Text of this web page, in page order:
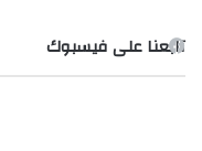
تابعنا على فيسبوك